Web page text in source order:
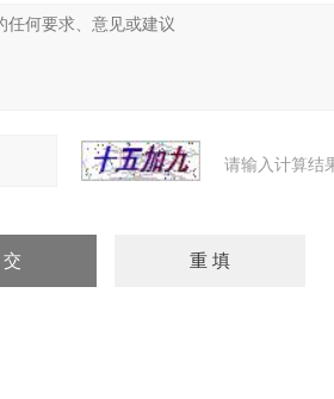
请输入计算结